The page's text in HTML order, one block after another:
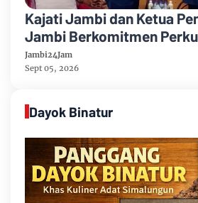
Kajati Jambi dan Ketua
Jambi Berkomitmen
Penegakan Hukum
Jambi24Jam
Sept 05, 2026
Dayok Binatur